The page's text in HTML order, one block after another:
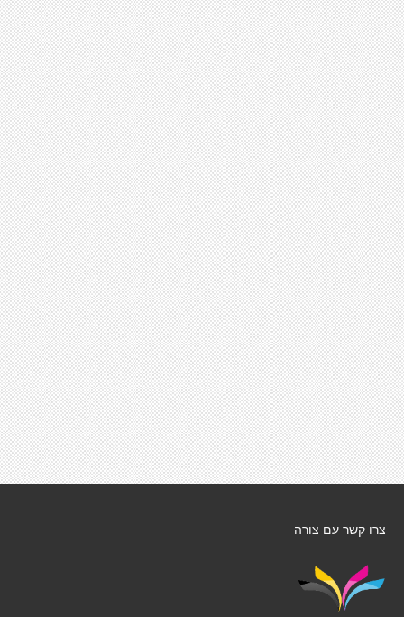
צרו קשר עם צורה